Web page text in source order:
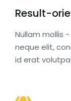
Result-
Nullam mollis
neque elit,
id erat